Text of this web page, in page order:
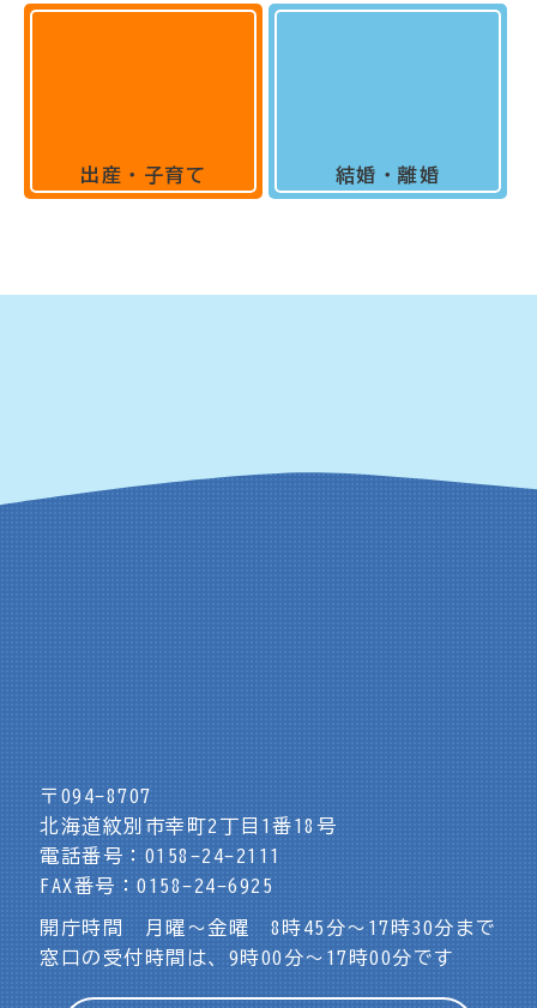
出産・子育て 結婚・離婚
〒094-8707
北海道紋別市幸町2丁目1番18号
電話番号：0158-24-2111
FAX番号：0158-24-6925
開庁時間 月曜～金曜 8時45分～17時30分まで
窓口の受付時間は、9時00分～17時00分です